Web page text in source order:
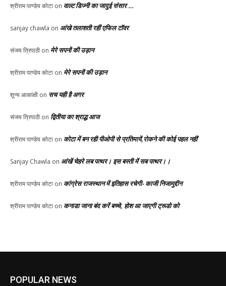
श्रीराम पाण्डेय कोटा on वाल्ट डिज्नी का जादुई संसार …
sanjay chawla on आंखे तलाशती रहीं एफिल टॉवर
संजय त्रिपाठी on मेरे सपनों की उड़ान
श्रीराम पाण्डेय कोटा on मेरे सपनों की उड़ान
शून्य आकांक्षी on सच यही है अगर
संजय त्रिपाठी on द्वितीया का श्राद्ध आज
श्रीराम पाण्डेय कोटा on कोटा में बन रही पीओपी से प्रतिमायें,रोकने की कोई पहल नहीं
Sanjay Chawla on आंखें चेहरे लब पत्थर। इस बस्ती में सब पत्थर।।
श्रीराम पाण्डेय कोटा on कांग्रेस राजस्थान में इतिहास रचेगी- काजी निजामुद्दीन
श्रीराम पाण्डेय कोटा on कनाडा जाना बंद करें बच्चे, होश आ जाएगी ट्रूडो को
POPULAR NEWS